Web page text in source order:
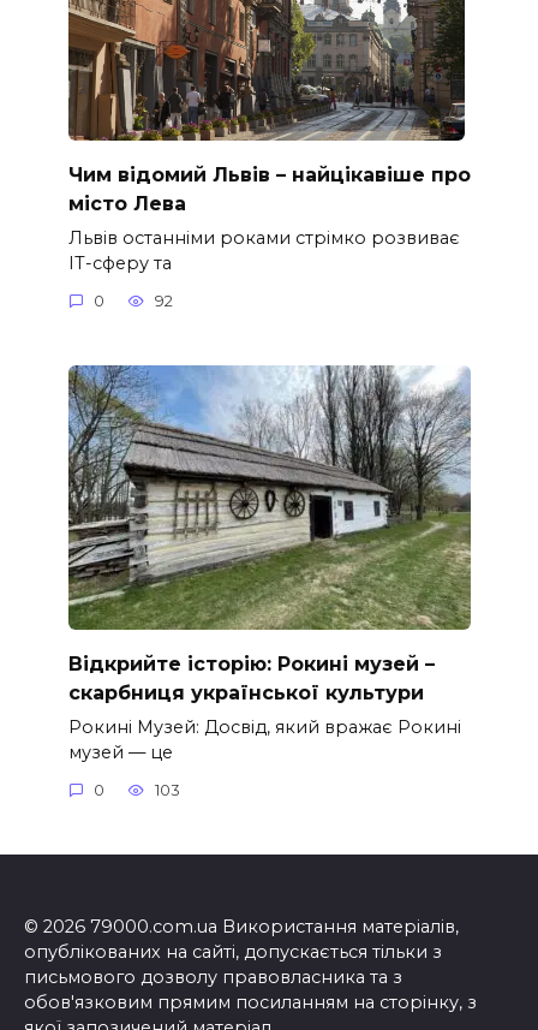
Чим відомий Львів – найцікавіше про
місто Лева
Львів останніми роками стрімко розвиває
ІТ-сферу та
0 92
Відкрийте історію: Рокині музей –
скарбниця української культури
Рокині Музей: Досвід, який вражає Рокині
музей — це
0 103
© 2026 79000.com.ua Використання матеріалів,
опублікованих на сайті, допускається тільки з
письмового дозволу правовласника та з
обов'язковим прямим посиланням на сторінку, з